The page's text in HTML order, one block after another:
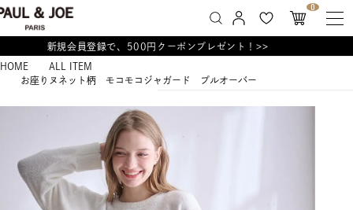
0
新規会員登録で、500円クーポンプレゼント！>>
HOME
ALL ITEM
お座りヌネット柄 モコモコジャガード プルオーバー